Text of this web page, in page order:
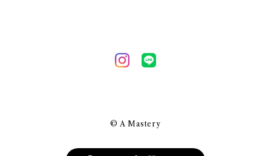
© A Mastery